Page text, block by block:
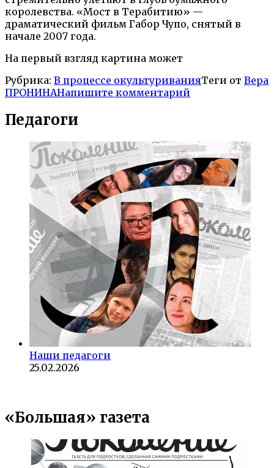
королевства. «Мост в Терабитию» —
драматический фильм Габор Чупо, снятый в
начале 2007 года.
На первый взгляд картина может
Рубрика: В процессе окультуриванияТеги от Вера
ПРОНИНАНапишите комментарий
Педагоги
Наши педагоги
25.02.2026
«Большая» газета